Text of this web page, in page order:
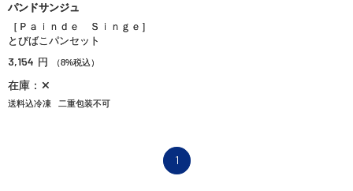
パンドサンジュ
［Ｐａｉｎｄｅ Ｓｉｎｇｅ］
とびばこパンセット
3,154 円 （8%税込）
在庫：✕
送料込冷凍 二重包装不可
1